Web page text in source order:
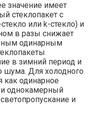
значение имеет
стеклопакет с
или k-стекло) и
в разы снижает
одинарным
в зимний период и
шума. Для холодного
как одинарное
и однокамерный
и